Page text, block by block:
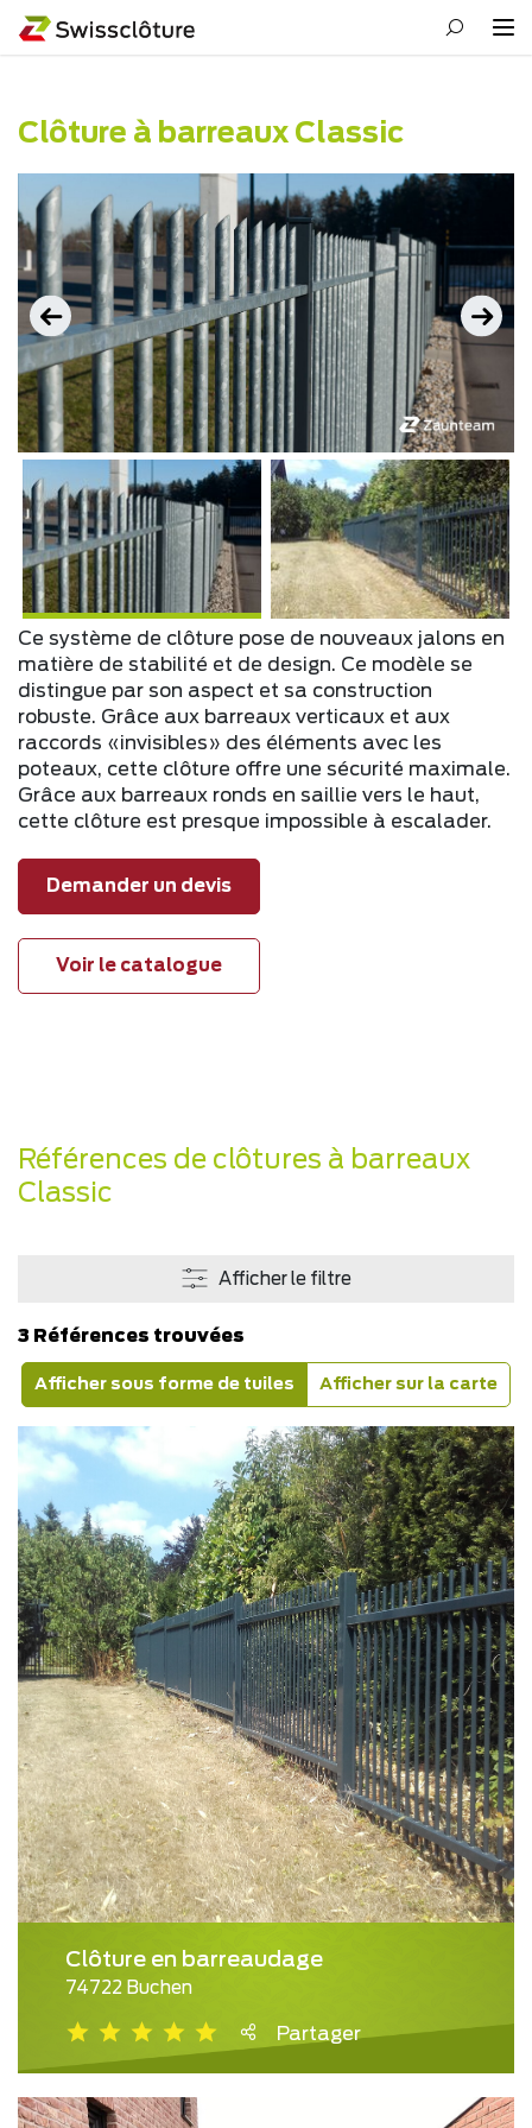
Clôture à barreaux Classic
Ce système de clôture pose de nouveaux jalons en
matière de stabilité et de design. Ce modèle se
distingue par son aspect et sa construction
robuste. Grâce aux barreaux verticaux et aux
raccords «invisibles» des éléments avec les
poteaux, cette clôture offre une sécurité maximale.
Grâce aux barreaux ronds en saillie vers le haut,
cette clôture est presque impossible à escalader.
Demander un devis
Voir le catalogue
Références de clôtures à barreaux
Classic
Afficher le filtre
3 Références trouvées
Afficher sous forme de tuiles Afficher sur la carte
Clôture en barreaudage
74722 Buchen
Partager